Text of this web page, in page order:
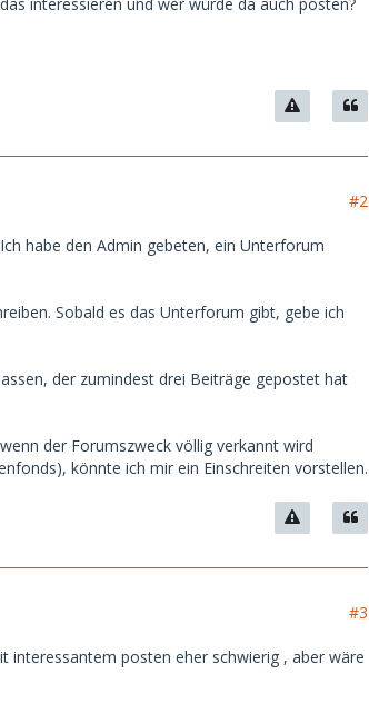
#2
habe den Admin gebeten, ein Unterforum
Sobald es das Unterforum gibt, gebe ich
der zumindest drei Beiträge gepostet hat
der Forumszweck völlig verkannt wird
könnte ich mir ein Einschreiten vorstellen.
#3
interessantem posten eher schwierig , aber wäre